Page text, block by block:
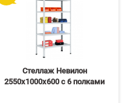
Стеллаж Невилон
2550х1000х600 c 6 полками